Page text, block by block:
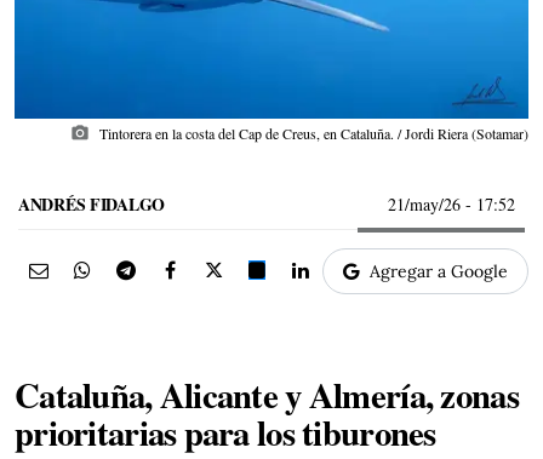
photo_camera Tintorera en la costa del Cap de Creus, en Cataluña. / Jordi Riera (Sotamar)
ANDRÉS FIDALGO 21/may/26 - 17:52
Agregar a Google
Cataluña, Alicante y Almería, zonas
prioritarias para los tiburones